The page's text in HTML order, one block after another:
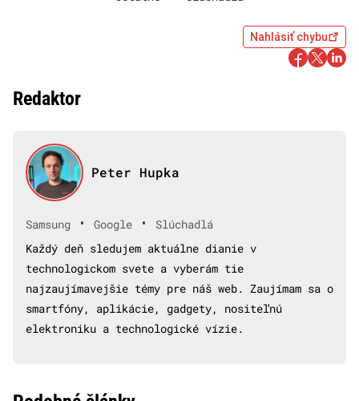
Nahlásiť chybu
Redaktor
Peter Hupka
Samsung • Google •
Slúchadlá
Každý deň sledujem aktuálne dianie v
technologickom svete a vyberám tie
najzaujímavejšie témy pre náš web. Zaujímam sa o
smartfóny, aplikácie, gadgety, nositeľnú
elektroniku a technologické vízie.